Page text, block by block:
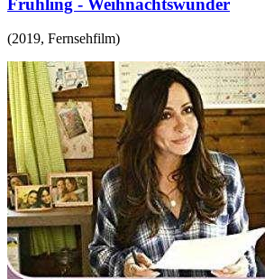
Frühling - Weihnachtswunder
(2019, Fernsehfilm)